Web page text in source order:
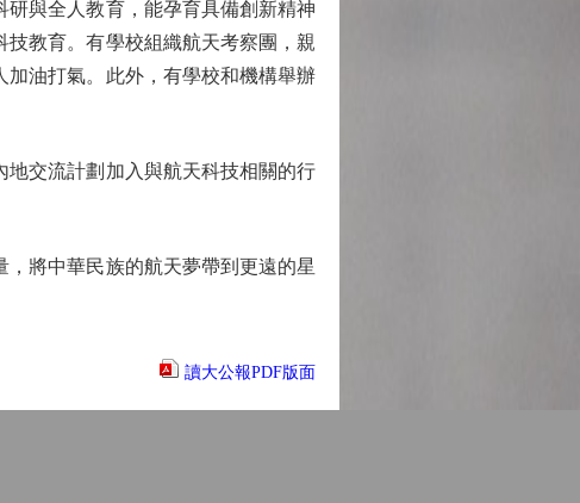
與全人教育，能孕育具備創新精神
教育。有學校組織航天考察團，親
油打氣。此外，有學校和機構舉辦
交流計劃加入與航天科技相關的行
將中華民族的航天夢帶到更遠的星
讀大公報PDF版面